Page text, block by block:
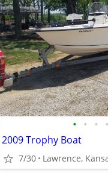
• • • •
2009 Trophy Boat
7/30 Lawrence,